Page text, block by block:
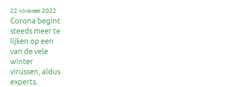
22 november 2022
Corona begint
steeds meer te
lijken op een
van de vele
winter
virussen, aldus
experts.